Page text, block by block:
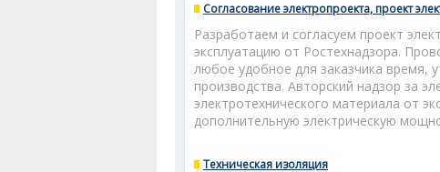
Согласование электропроекта, проект
Разработаем и согласуем проект
эксплуатацию от Ростехнадзора.
любое удобное для заказчика время,
производства. Авторский надзор за
электротехнического материала от
дополнительную электрическую
Техническая изоляция